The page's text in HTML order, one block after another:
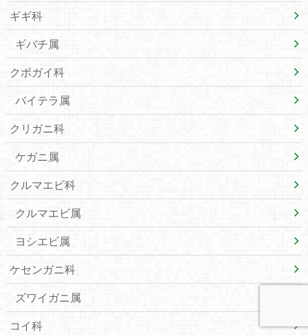
ギギ科
ギバチ属
クボガイ科
バイテラ属
クリガニ科
ケガニ属
クルマエビ科
クルマエビ属
ヨシエビ属
ケセンガニ科
ズワイガニ属
コイ科